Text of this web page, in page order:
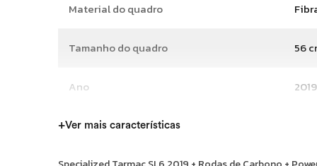
Material do quadro
Tamanho do quadro 56
Ano 2019
+Ver mais características